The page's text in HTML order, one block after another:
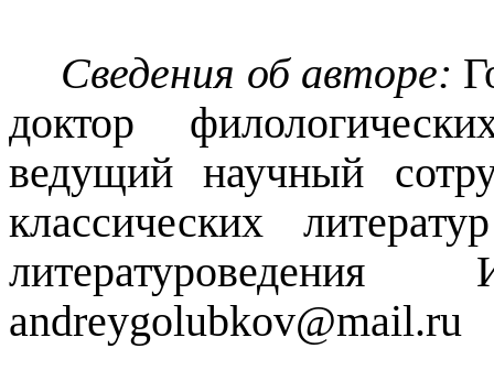
Сведения об авторе:
доктор
ведущий научный
классических
andreygolubkov@mail.ru